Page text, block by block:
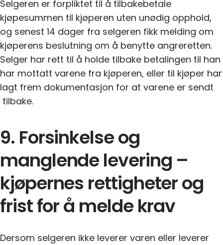
Selgeren er forpliktet til å tilbakebetale
kjøpesummen til kjøperen uten unødig opphold,
og senest 14 dager fra selgeren fikk melding om
kjøperens beslutning om å benytte angreretten.
Selger har rett til å holde tilbake betalingen til han
har mottatt varene fra kjøperen, eller til kjøper har
lagt frem dokumentasjon for at varene er sendt
tilbake.
9. Forsinkelse og
manglende levering –
kjøpernes rettigheter og
frist for å melde krav
Dersom selgeren ikke leverer varen eller leverer